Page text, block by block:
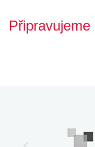
Připravujeme